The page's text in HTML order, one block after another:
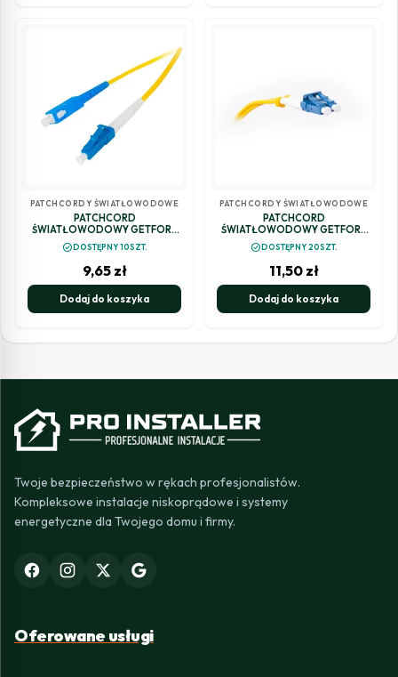
PATCHCORDY ŚWIATŁOWODOWE
PATCHCORD
ŚWIATŁOWODOWY GETFORT
SM SC/UPC-LC/UPC SIMPLEX 1M
check_circleDOSTĘPNY 10SZT.
9,65 zł
Dodaj do koszyka
PATCHCORDY ŚWIATŁOWODOWE
PATCHCORD
ŚWIATŁOWODOWY GETFORT
SM SC/UPC-SC/UPC DUPLEX 3M
check_circleDOSTĘPNY 20SZT.
11,50 zł
Dodaj do koszyka
Twoje bezpieczeństwo w rękach profesjonalistów.
Kompleksowe instalacje niskoprądowe i systemy
energetyczne dla Twojego domu i firmy.
Oferowane usługi